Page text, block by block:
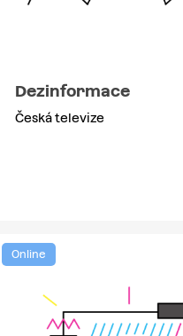
Dezinformace
Česká televize
Online